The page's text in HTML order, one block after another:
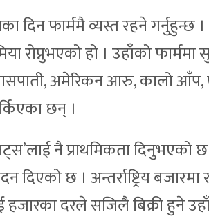
दिन फार्ममै व्यस्त रहने गर्नुहुन्छ
रोप्नुभएको हो । उहाँको फार्ममा
अमेरिकन आरु, कालो आँप,
छन् ।
नै प्राथमिकता दिनुभएको
छ । अन्तर्राष्ट्रिय बजारमा
दरले सजिलै बिक्री हुने